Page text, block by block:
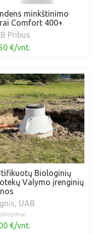
minkštinimo
Comfort 400+
Pribus
€/vnt.
Biologinių
Valymo įrenginių
UAB
€/vnt.